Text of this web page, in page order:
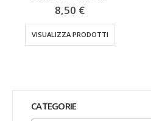
8,50 €
VISUALIZZA PRODOTTI
CATEGORIE